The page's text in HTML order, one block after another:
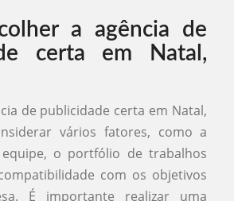
a agência de
certa em Natal,
de publicidade certa em Natal,
vários fatores, como a
o portfólio de trabalhos
com os objetivos
É importante realizar uma